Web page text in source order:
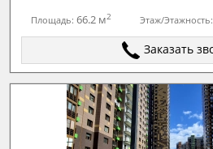
Площадь:66.2 м2 Этаж/
Заказать